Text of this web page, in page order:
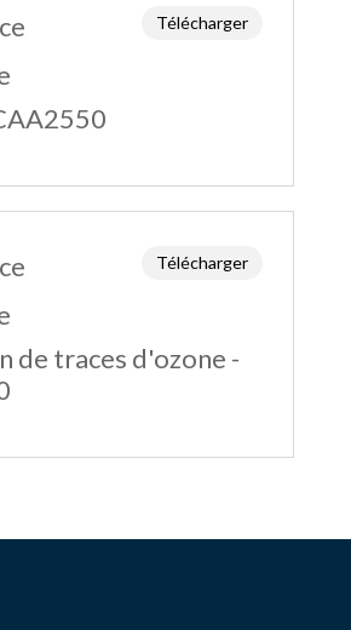
Télécharger
de traces d'ozone -
Télécharger